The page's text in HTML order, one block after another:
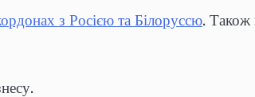
з Росією та Білоруссю. Також